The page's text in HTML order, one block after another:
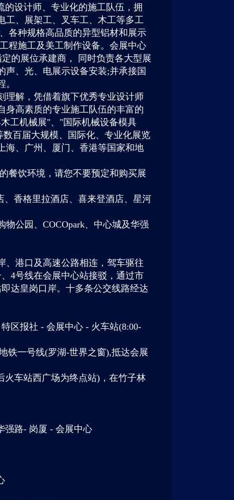
的设计师、专业化的施工队伍，拥
工、展架工、叉车工、木工等多工
各种规格高品质的异型铝材和展示
程施工及美工制作设备。会展中心
的展位承建商， 同时负责各大型展
声、光、电展示设备安装;并承接国
理解，凭借着旗下优秀专业设计师
身高素质的专业施工队伍的丰富的
工机械展"、"国际机械设备模具
百届大规模、国际化、专业化展览
海、广州、厦门、香港等国家和地
餐饮环境，请您不要预定和购买展
、香格里拉酒店、喜来登酒店、星河
公园、COCOpark、中心城及华强
、港口及高速公路相连，驾车驱往
4号线在会展中心站接驳，通过市
达皇岗口岸。十多条公交线路经达
区报社 - 会展中心 - 火车站(8:00-
铁一号线(罗湖-世界之窗),抵达会展
火车站西广场为终点站)，在竹子林
强路- 岗厦 - 会展中心